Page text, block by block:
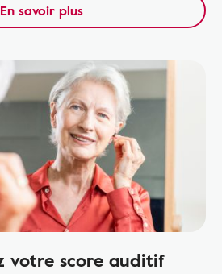
En savoir plus
votre score auditif